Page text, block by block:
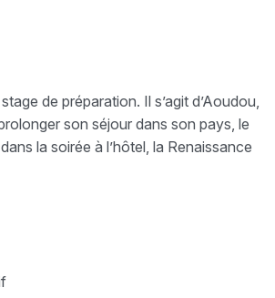
de préparation. Il s’agit d’Aoudou,
son séjour dans son pays, le
la soirée à l’hôtel, la Renaissance